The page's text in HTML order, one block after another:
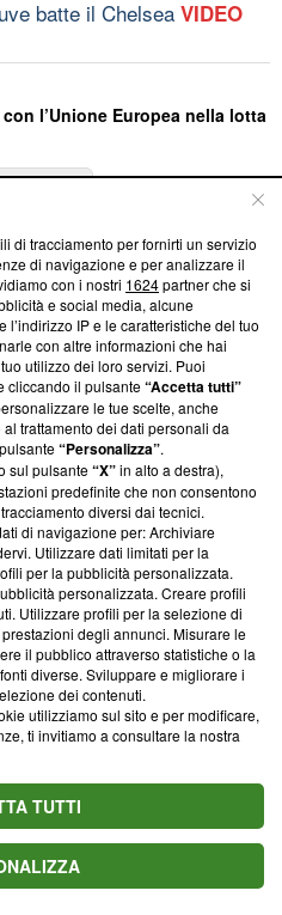
batte il Chelsea VIDEO
l’Unione Europea nella lotta
trasparenti su Blasting
e su come ci impegniamo a
la nostra aderenza a
Blasting News non è
ma ha richiesto di farne
effettuato una verifica di
Via Carlo Frasca, 3 - 6900
di tracciamento per fornirti un servizio
di navigazione e per analizzare il
con i nostri 1624partner che si
e social media, alcune
IP e le caratteristiche del tuo
con altre informazioni che hai
utilizzo dei loro servizi. Puoi
cliccando il pulsante“Accetta tutti”
le tue scelte, anche
trattamento dei dati personali da
“Personalizza”.
sul pulsante“X”in alto a destra),
predefinite che non consentono
diversi dai tecnici.
di navigazione per: Archiviare
Utilizzare dati limitati per la
per la pubblicità personalizzata.
personalizzata. Creare profili
Utilizzare profili per la selezione di
degli annunci. Misurare le
il pubblico attraverso statistiche o la
diverse. Sviluppare e migliorare i
dei contenuti.
utilizziamo sul sito e per modificare,
ti invitiamo a consultare la nostra
TUTTI